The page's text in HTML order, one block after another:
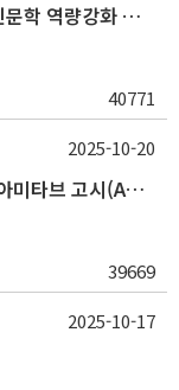
(~11/6) 2025학년도 대학혁신지원사업 인문학 역량강화 동계 인턴십 참가자 선발 안내
40771
(10/27) 제14회 박경리문학상 수상작가, 아미타브 고시(Amitav Ghosh) 강연 안내
39669
2025-10-20
2025-10-17